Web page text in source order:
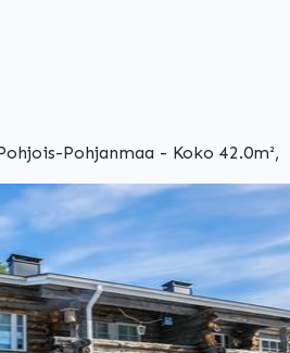
Pohjanmaa - Koko 42.0m²,